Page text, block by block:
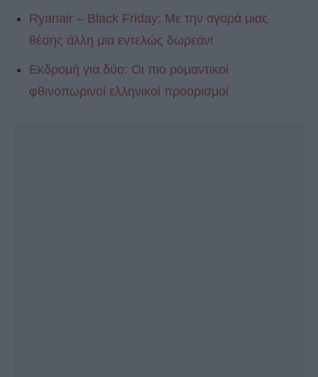
Ryanair – Black Friday: Με την αγορά μιας
θέσης άλλη μια εντελώς δωρεάν!
Εκδρομή για δύο: Οι πιο ρομαντικοί
φθινοπωρινοί ελληνικοί προορισμοί